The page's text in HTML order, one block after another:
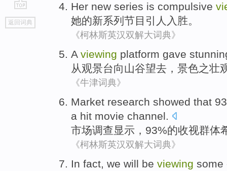
go
top
返回词典
Her new series is compulsive
她的新系列 节目 引人 入胜。
《柯林斯英汉双解大词典》
A viewing platform gave
从观景台向山谷望去， 景色之壮
《牛津词典》
Market research showed that
a hit movie channel.
市场调查显示 ，93%的收视群体
《柯林斯英汉双解大词典》
In fact, we will be viewing some